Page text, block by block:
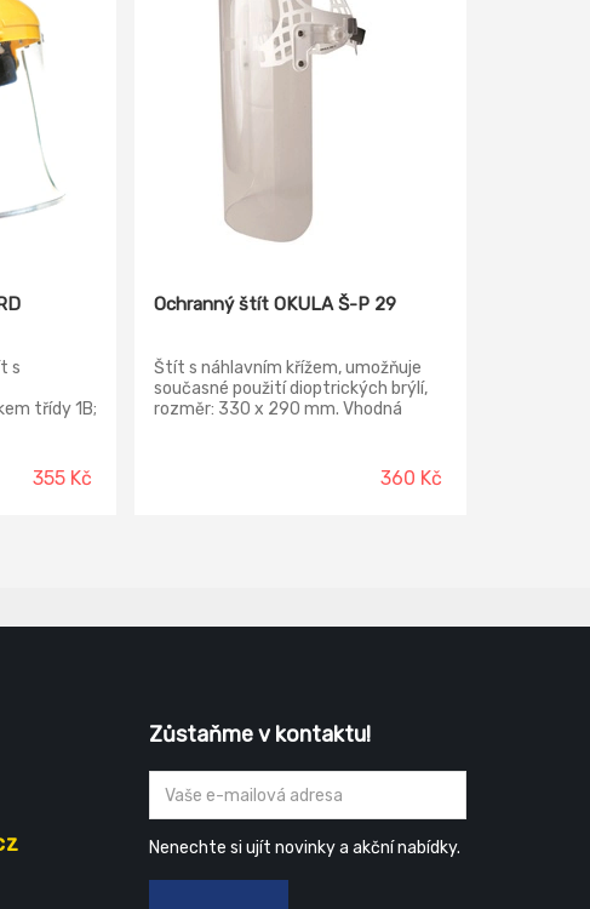
s
třídy 1B;
355 Kč
Ochranný štít OKULA Š-P 29
Štít s náhlavním křížem, umožňuje
současné použití dioptrických brýlí,
rozměr: 330 x 290 mm. Vhodná
360 Kč
Zůstaňme v kontaktu!
Nenechte si ujít novinky a akční nabídky.